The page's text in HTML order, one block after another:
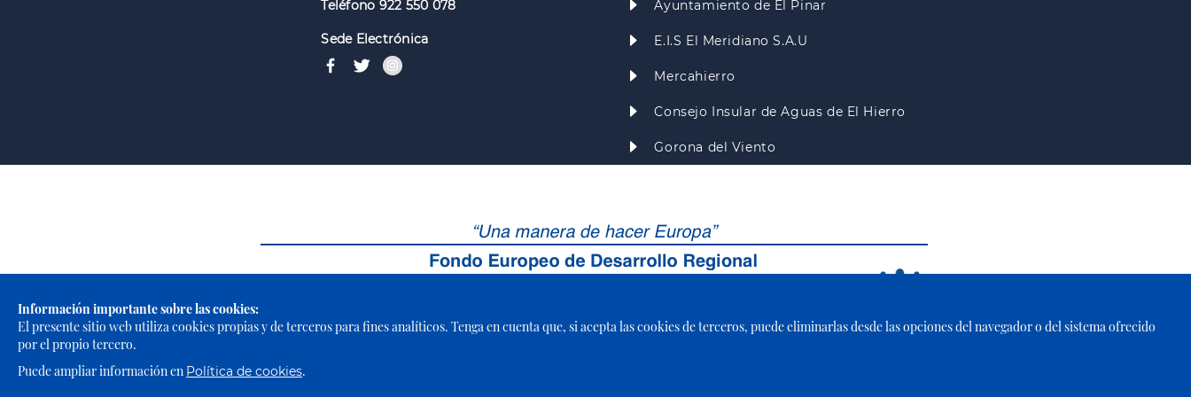
Información importante sobre las cookies:
El presente sitio web utiliza cookies propias y de terceros para fines analíticos. Tenga en cuenta que, si acepta las cookies de terceros, puede eliminarlas desde las opciones del navegador o del sistema ofrecido
por el propio tercero.
Puede ampliar información en Política de cookies.
Teléfono 922 550 078
Sede Electrónica
Ayuntamiento de El Pinar
E.I.S El Meridiano S.A.U
Mercahierro
Consejo Insular de Aguas de El Hierro
Gorona del Viento